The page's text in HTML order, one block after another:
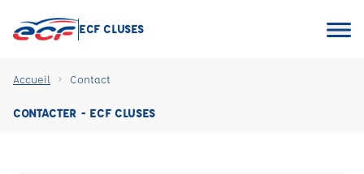
ECF CLUSES
Accueil Contact
CONTACTER - ECF CLUSES